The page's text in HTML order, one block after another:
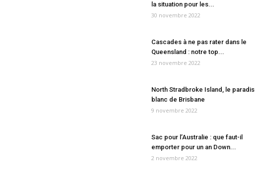
la situation pour les...
30 novembre 2022
Cascades à ne pas rater dans le
Queensland : notre top...
23 novembre 2022
North Stradbroke Island, le paradis
blanc de Brisbane
9 novembre 2022
Sac pour l’Australie : que faut-il
emporter pour un an Down...
2 novembre 2022